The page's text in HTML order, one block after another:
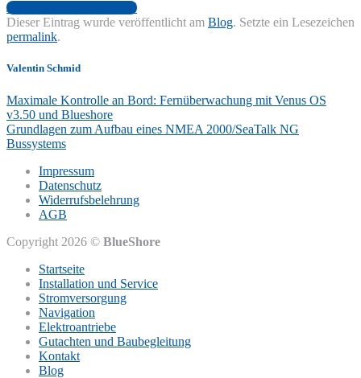
Jetzt Kontakt aufnehmen!
Dieser Eintrag wurde veröffentlicht am Blog. Setzte ein Lesezeichen
permalink.
Valentin Schmid
Maximale Kontrolle an Bord: Fernüberwachung mit Venus OS
v3.50 und Blueshore
Grundlagen zum Aufbau eines NMEA 2000/SeaTalk NG
Bussystems
Impressum
Datenschutz
Widerrufsbelehrung
AGB
Copyright 2026 © BlueShore
Startseite
Installation und Service
Stromversorgung
Navigation
Elektroantriebe
Gutachten und Baubegleitung
Kontakt
Blog